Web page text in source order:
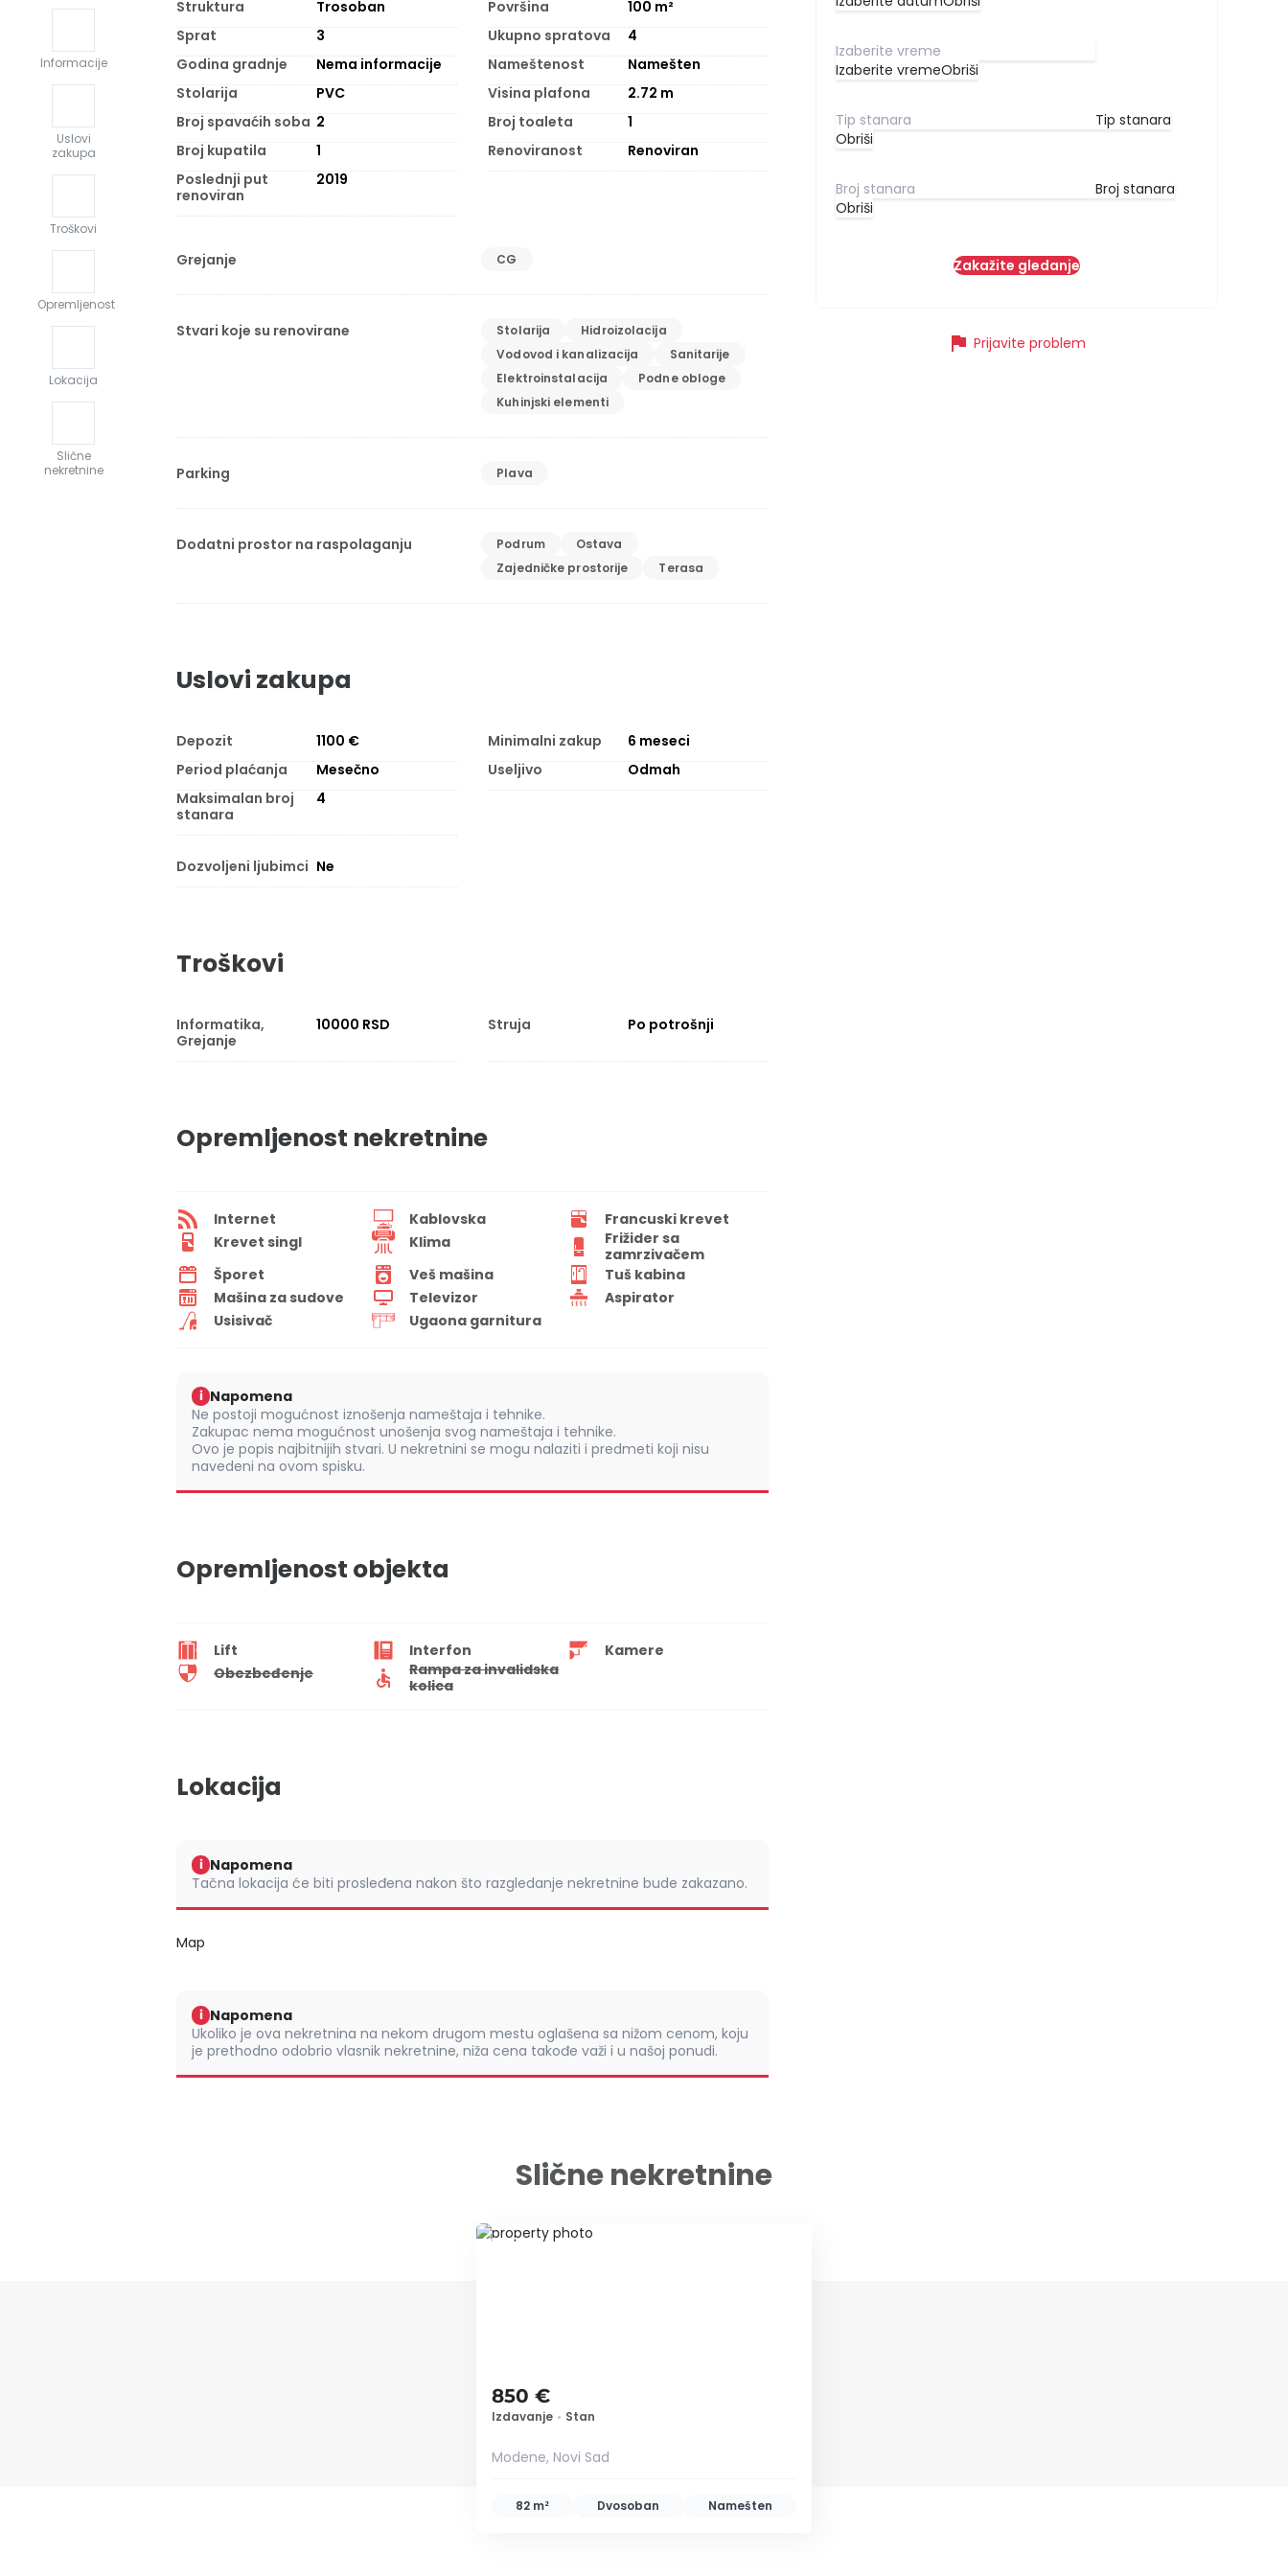
Informacije
Uslovi
zakupa
Troškovi
Opremljenost
Lokacija
Slične
nekretnine
Struktura Trosoban Površina 100 m²
Sprat
3 Ukupno spratova
4
Godina gradnje
Nema informacije Nameštenost
Namešten
Stolarija
PVC Visina plafona 2.72 m
Broj spavaćih soba 2 Broj toaleta
1
Broj kupatila
1 Renoviranost
Renoviran
Poslednji put
renoviran
2019
Grejanje CG
Stvari koje su renovirane Stolarija
Hidroizolacija
Vodovod i kanalizacija
Sanitarije
Elektroinstalacija
Podne obloge
Kuhinjski elementi
Parking Plava
Dodatni prostor na raspolaganju Podrum
Ostava
Zajedničke prostorije
Terasa
Uslovi zakupa
Depozit 1100 € Minimalni zakup 6 meseci
Period plaćanja
Mesečno Useljivo
Odmah
Maksimalan broj
stanara
4
Dozvoljeni ljubimci Ne
Troškovi
Informatika,
Grejanje
10000 RSD Struja Po potrošnji
Opremljenost nekretnine
Internet Kablovska
Francuski krevet
Krevet singl
Klima
Frižider sa
zamrzivačem
Šporet
Veš mašina
Tuš kabina
Mašina za sudove
Televizor
Aspirator
Usisivač
Ugaona garnitura
i Napomena
Ne postoji mogućnost iznošenja nameštaja i tehnike.
Zakupac nema mogućnost unošenja svog nameštaja i tehnike.
Ovo je popis najbitnijih stvari. U nekretnini se mogu nalaziti i predmeti koji nisu
navedeni na ovom spisku.
Opremljenost objekta
Lift Interfon
Kamere
Obezbeđenje
Rampa za invalidska
kolica
Lokacija
i Napomena
Tačna lokacija će biti prosleđena nakon što razgledanje nekretnine bude zakazano.
Map
i Napomena
Ukoliko je ova nekretnina na nekom drugom mestu oglašena sa nižom cenom, koju
je prethodno odobrio vlasnik nekretnine, niža cena takođe važi i u našoj ponudi.
Izaberite vremeObriši
Tip stanara
Obriši
Broj stanara
Obriši
Zakažite gledanje
flag Prijavite problem
Slične nekretnine
ID 79635
850 €
Izdavanje • Stan
Modene, Novi Sad
82 m² Dvosoban Namešten